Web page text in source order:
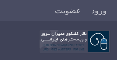
ورود عضویت